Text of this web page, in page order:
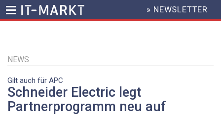
Inhalt
HEADER
MENU
» NEWSLETTER
NEWS
Gilt auch für APC
Schneider Electric legt
Partnerprogramm neu auf